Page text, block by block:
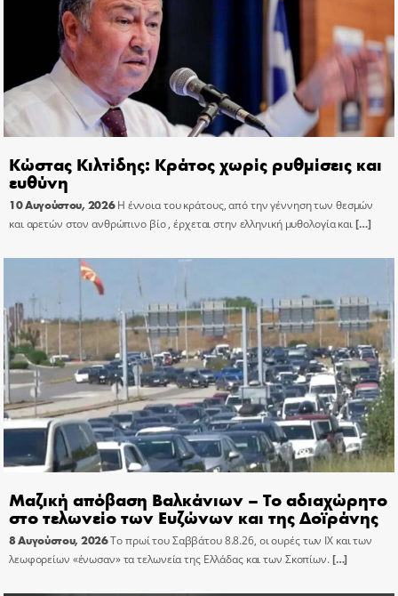
Κώστας Κιλτίδης: Κράτος χωρίς ρυθμίσεις και
ευθύνη
10 Αυγούστου, 2026 Η έννοια του κράτους, από την γέννηση των θεσμών
και αρετών στον ανθρώπινο βίο , έρχεται στην ελληνική μυθολογία και[…]
Μαζική απόβαση Βαλκάνιων – Το αδιαχώρητο
στο τελωνείο των Ευζώνων και της Δοϊράνης
8 Αυγούστου, 2026Το πρωί του Σαββάτου 8.8.26, οι ουρές των ΙΧ και των
λεωφορείων «ένωσαν» τα τελωνεία της Ελλάδας και των Σκοπίων.[…]